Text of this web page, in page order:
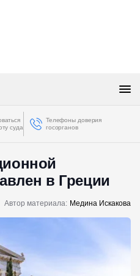
суда
Телефоны доверия
госорганов
в Греции
Автор материала: Медина Искакова